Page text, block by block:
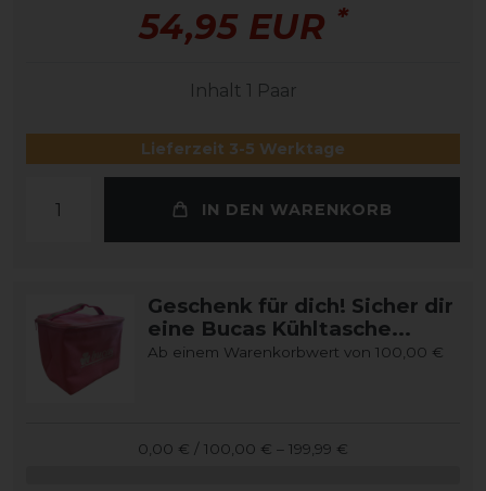
54,95 EUR *
Inhalt 1 Paar
Lieferzeit 3-5 Werktage
IN DEN WARENKORB
Geschenk für dich! Sicher dir
eine Bucas Kühltasche...
Ab einem Warenkorbwert von 100,00 €
0,00 € / 100,00 € – 199,99 €